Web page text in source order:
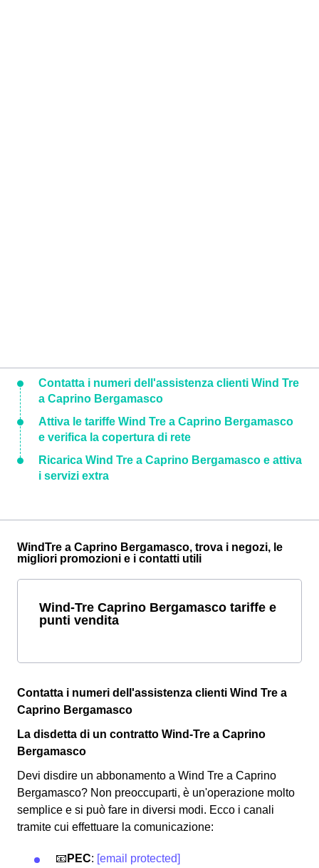
Contatta i numeri dell'assistenza clienti Wind Tre
a Caprino Bergamasco
Attiva le tariffe Wind Tre a Caprino Bergamasco
e verifica la copertura di rete
Ricarica Wind Tre a Caprino Bergamasco e attiva
i servizi extra
WindTre a Caprino Bergamasco, trova i negozi, le
migliori promozioni e i contatti utili
Wind-Tre Caprino Bergamasco tariffe e
punti vendita
Contatta i numeri dell'assistenza clienti Wind Tre a
Caprino Bergamasco
La disdetta di un contratto Wind-Tre a Caprino
Bergamasco
Devi disdire un abbonamento a Wind Tre a Caprino
Bergamasco? Non preoccuparti, è un'operazione molto
semplice e si può fare in diversi modi. Ecco i canali
tramite cui effettuare la comunicazione:
📧 PEC: [email protected]